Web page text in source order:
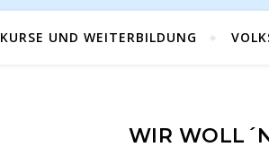
KURSE UND WEITERBILDUNG
WIR